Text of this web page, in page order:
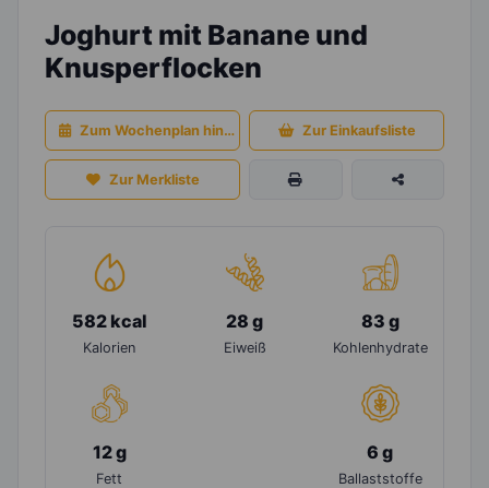
Joghurt mit Banane und
Knusperflocken
Zum Wochenplan hinzufügen Zur Einkaufsliste
Zur Merkliste
582 kcal
Kalorien
28 g
Eiweiß
83 g
Kohlenhydrate
12 g
Fett
6 g
Ballaststoffe